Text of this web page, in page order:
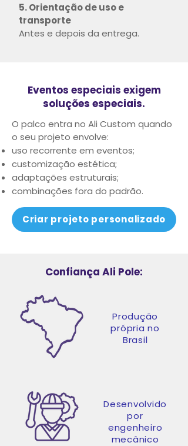
5. Orientação de uso e
transporte
Antes e depois da entrega.
Eventos especiais exigem
soluções especiais.
O palco entra no Ali Custom quando
o seu projeto envolve:
uso recorrente em eventos;
customização estética;
adaptações estruturais;
combinações fora do padrão.
Criar projeto personalizado
Confiança Ali Pole:
Produção
própria no
Brasil
Desenvolvido
por
engenheiro
mecânico